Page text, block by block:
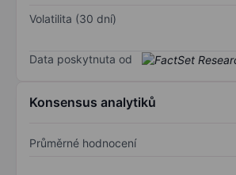
Volatilita (30 dní)
Data poskytnuta od
Konsensus analytiků
Průměrné hodnocení